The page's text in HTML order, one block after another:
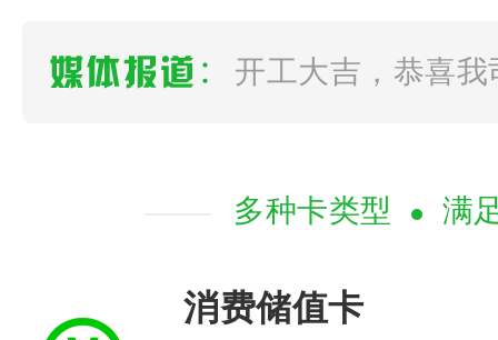
多种卡类型 满
消费储值卡